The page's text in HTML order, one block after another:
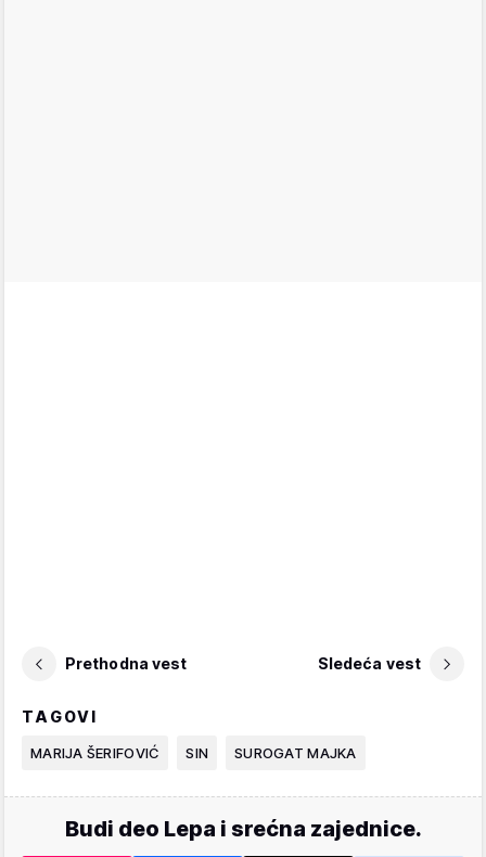
Prethodna vest Sledeća vest
TAGOVI
MARIJA ŠERIFOVIĆ SIN SUROGAT MAJKA
Budi deo Lepa i srećna zajednice.